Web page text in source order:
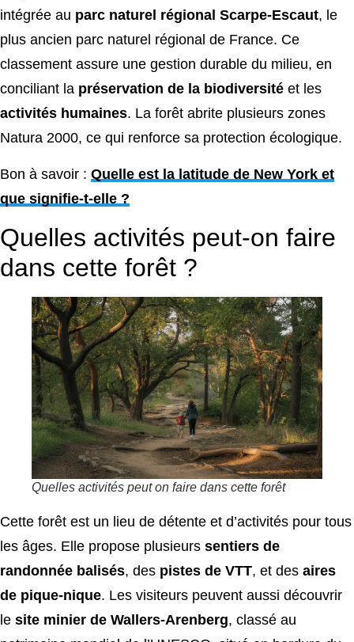
intégrée au parc naturel régional Scarpe-Escaut, le
plus ancien parc naturel régional de France. Ce
classement assure une gestion durable du milieu, en
conciliant la préservation de la biodiversité et les
activités humaines. La forêt abrite plusieurs zones
Natura 2000, ce qui renforce sa protection écologique.
Bon à savoir : Quelle est la latitude de New York et
que signifie-t-elle ?
Quelles activités peut-on faire
dans cette forêt ?
Quelles activités peut on faire dans cette forêt
Cette forêt est un lieu de détente et d’activités pour tous
les âges. Elle propose plusieurs sentiers de
randonnée balisés, des pistes de VTT, et des aires
de pique-nique. Les visiteurs peuvent aussi découvrir
le site minier de Wallers-Arenberg, classé au